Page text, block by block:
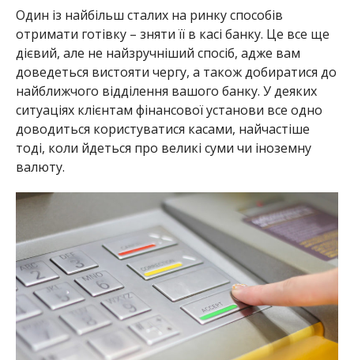
Один із найбільш сталих на ринку способів
отримати готівку – зняти її в касі банку. Це все ще
дієвий, але не найзручніший спосіб, адже вам
доведеться вистояти чергу, а також добиратися до
найближчого відділення вашого банку. У деяких
ситуаціях клієнтам фінансової установи все одно
доводиться користуватися касами, найчастіше
тоді, коли йдеться про великі суми чи іноземну
валюту.